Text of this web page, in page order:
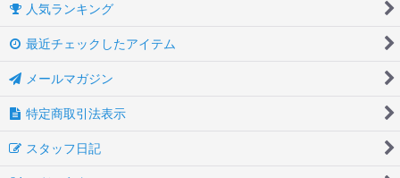
人気ランキング
最近チェックしたアイテム
メールマガジン
特定商取引法表示
スタッフ日記